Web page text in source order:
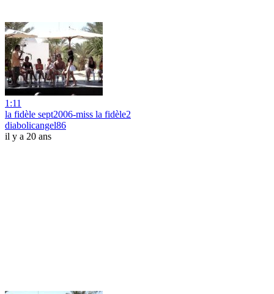
1:11
la fidèle sept2006-miss la fidèle2
diabolicangel86
il y a 20 ans